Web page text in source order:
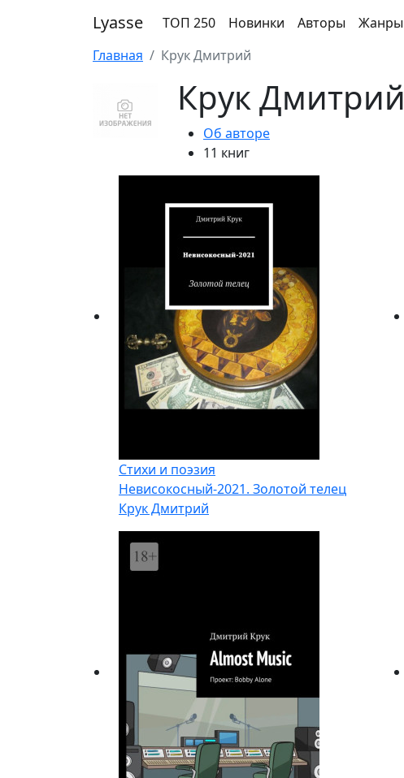
Lyasse ТОП 250 Новинки Авторы Жанры
Главная
Крук Дмитрий
Крук Дмитрий
Об авторе
11 книг
Стихи и поэзия
Невисокосный-2021. Золотой телец
Крук Дмитрий